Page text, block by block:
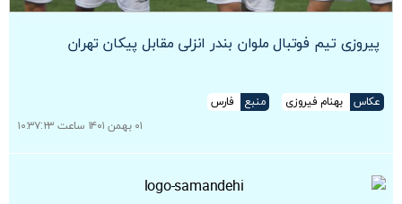
پیروزی تیم فوتبال ملوان بندر انزلی مقابل پیکان تهران
عکاس بهنام فیروزی منبع
فارس
۰۱ بهمن ۱۴۰۱ ساعت ۱۰:۳۷:۲۳